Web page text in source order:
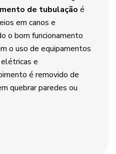
de tubulação é
em canos e
o bom funcionamento
o uso de equipamentos
e
é removido de
quebrar paredes ou